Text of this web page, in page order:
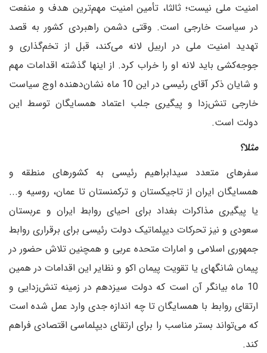
امنیت ملی نیست؛ ثالثا، تأمین امنیت مهم‌ترین هدف و منفعت
در سیاست خارجی است. وقتی دشمن راهبردی کشور به قصد
تهدید امنیت ملی در اربیل لانه می‌کند، قبل از تخم‌گذاری و
جوجه‌کشی باید لانه او را خراب کرد. از اینها گذشته اقدامات مهم
و شایان ذکر آقای رئیسی در این 10 ماه نشان‌دهنده اوج سیاست
خارجی تنش‌زدا و پیگیری جلب اعتماد همسایگان توسط این
دولت است.
‌مثلا؟
سفرهای متعدد سیدابراهیم رئیسی به کشورهای منطقه و
همسایگان ایران از تاجیکستان و ترکمنستان تا عمان، روسیه و...
یا پیگیری مذاکرات بغداد برای احیای روابط ایران و عربستان
سعودی و نیز تحرکات دیپلماتیک دولت رئیسی برای برقراری روابط
جمهوری اسلامی و امارات متحده عربی و همچنین تلاش حضور در
پیمان شانگهای یا تقویت پیمان اکو و نظایر این اقدامات در همین
10 ماه بیانگر آن است که دولت سیزدهم در زمینه تنش‌زدایی و
ارتقای روابط با همسایگان تا چه اندازه جدی وارد عمل شده است
که می‌تواند بستر مناسب را برای ارتقای دیپلماسی اقتصادی فراهم
کند.